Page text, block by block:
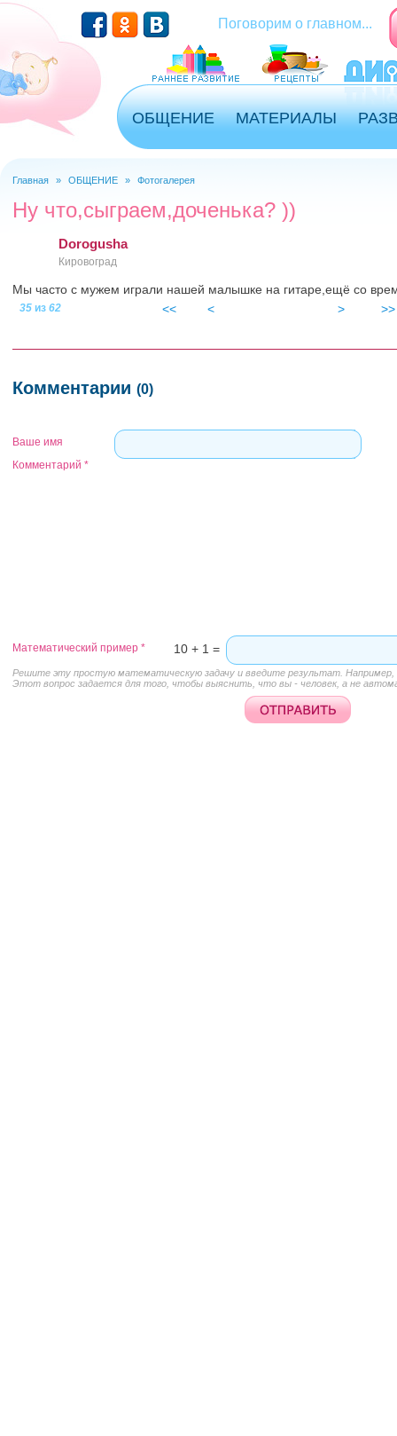
Перейти к основному содержанию
Поговорим о главном...
ОБЩЕНИЕ МАТЕРИАЛЫ
Главная » ОБЩЕНИЕ » Фотогалерея
Ну что,сыграем,доченька? ))
Dorogusha
Кировоград
Мы часто с мужем играли нашей малышке на гитаре,ещё со
35 из 62 << < > >>
Комментарии (0)
Ваше имя
Комментарий *
Этот вопрос задается для того, чтобы выяснить, что вы - человек, а не
Математический пример * 10 + 1 =
Решите эту простую математическую задачу и введите результат. Например,